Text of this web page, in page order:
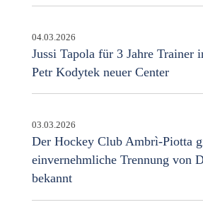
04.03.2026
Jussi Tapola für 3 Jahre Trainer
Petr Kodytek neuer Center
03.03.2026
Der Hockey Club Ambrì-Piotta
einvernehmliche Trennung von
bekannt